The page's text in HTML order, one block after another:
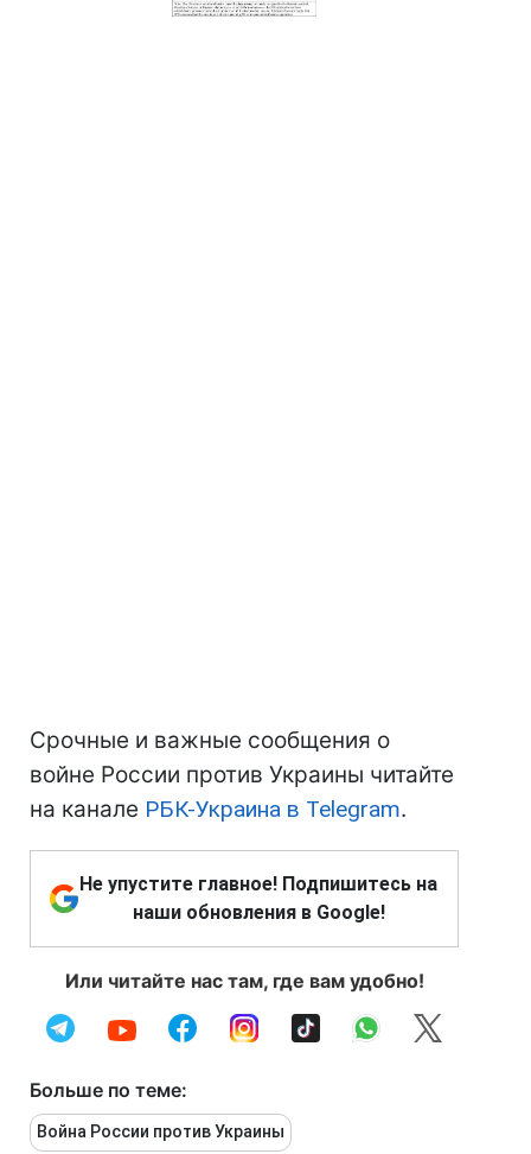
Срочные и важные сообщения о
войне России против Украины читайте
на канале РБК-Украина в Telegram.
Не упустите главное! Подпишитесь на
наши обновления в Google!
Или читайте нас там, где вам удобно!
Больше по теме:
Война России против Украины